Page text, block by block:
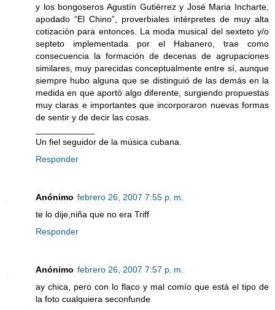
y los bongoseros Agustín Gutiérrez y José Maria Incharte,
apodado “El Chino”, proverbiales intérpretes de muy alta
cotización para entonces. La moda musical del sexteto y/o
septeto implementada por el Habanero, trae como
consecuencia la formación de decenas de agrupaciones
similares, muy parecidas conceptualmente entre sí, aunque
siempre hubo alguna que se distinguió de las demás en la
medida en que aportó algo diferente, surgiendo propuestas
muy claras e importantes que incorporaron nuevas formas
de sentir y de decir las cosas.
Un fiel seguidor de la música cubana.
Responder
Anónimo febrero 26, 2007 7:55 p. m.
te lo dije,niña que no era Triff
Responder
Anónimo febrero 26, 2007 7:57 p. m.
ay chica, pero con lo flaco y mal comío que está el tipo de
la foto cualquiera seconfunde